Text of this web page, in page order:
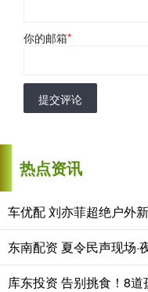
你的邮箱*
提交评论
热点资讯
车优配 刘亦菲超绝户外